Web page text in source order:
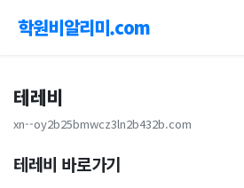
학원비알리미.com
테레비
xn--oy2b25bmwcz3ln2b432b.com
테레비 바로가기